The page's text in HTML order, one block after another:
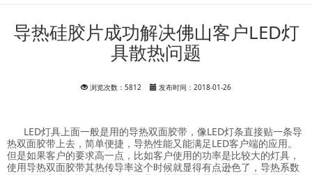
导热硅胶片成功解决佛山客户LED灯
具散热问题
浏览次数：5812 发布时间：2018-01-26
LED灯具上面一般是用的导热双面胶带，像LED灯条直接贴一条导
热双面胶带上去，简单便捷，导热性能又能满足LED客户端的应用。
但是如果客户的要求高一点，比如客户使用的功率是比较大的灯具，
使用导热双面胶带其热传导率这个时候就显得有点逊色了，导热系数